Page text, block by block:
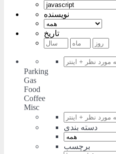
نویسنده
تاریخ
Parking
Gas
Food
Coffee
Misc
دسته بندی
برچسب